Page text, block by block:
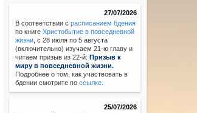
27/07/2026
В соответствии с расписанием бдения
по книгеХристобытие в повседневной
жизни с 28 июля по 5 августа
(включительно) изучаем 21-ю главу и
читаем призыв из 22-й: Призыв к
миру в повседневной жизни.
Подробнее о том, как участвовать в
бдении смотрите поссылке
25/07/2026